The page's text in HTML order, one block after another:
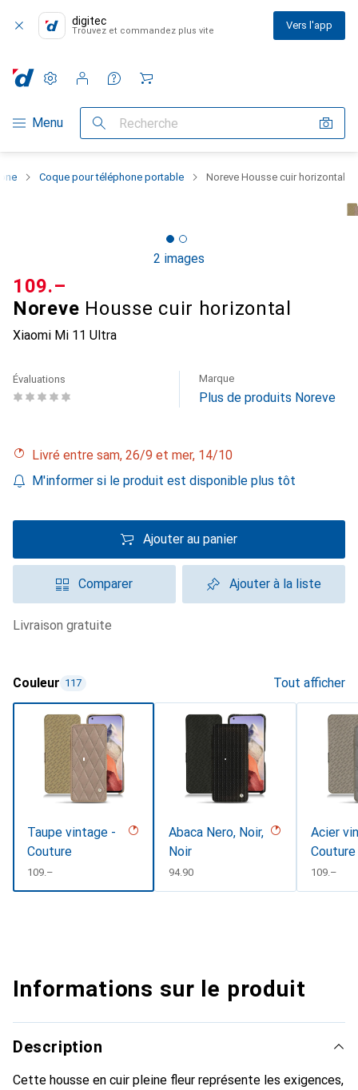
digitec
Trouvez et commandez plus vite Vers l'app
Navigation par catégorie
Menu Recherche
Paramètres
Compte client
Listes de comparaison
Listes d'envies
Panier
Coque pour téléphone portable Noreve Housse cuir horizontal
2 images
Noreve Housse cuir horizontal
Xiaomi Mi 11 Ultra
CHF
109.–
Évaluations Marque
Plus de produits Noreve
Livré entre sam, 26/9 et mer, 14/10
M'informer si le produit est disponible plus tôt
Ajouter au panier
Comparer Ajouter à la liste
livraison gratuite
Couleur 117 Tout afficher
Taupe vintage -
Couture
CHF
109.–
Abaca Nero, Noir,
Noir
CHF
94.90
Acier
Couture
CHF
109.–
Informations sur le produit
Description
Cette housse en cuir pleine fleur représente les exigences,